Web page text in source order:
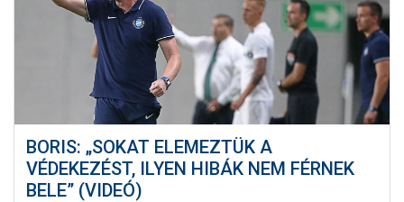
BORIS: „SOKAT ELEMEZTÜK A
VÉDEKEZÉST, ILYEN HIBÁK NEM FÉRNEK
BELE” (VIDEÓ)